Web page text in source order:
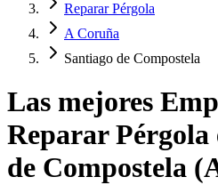
Reparar Pérgola
A Coruña
Santiago de Compostela
Las mejores
Reparar Pérgola
de Compostela (